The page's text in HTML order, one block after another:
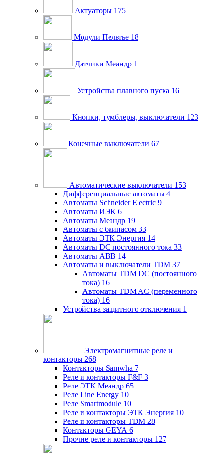
Актуаторы 175
Модули Пельтье 18
Датчики Меандр 1
Устройства плавного пуска 16
Кнопки, тумблеры, выключатели 123
Конечные выключатели 67
Автоматические выключатели 153
Дифференциальные автоматы 4
Автоматы Schneider Electric 9
Автоматы ИЭК 6
Автоматы Меандр 19
Автоматы с байпасом 33
Автоматы ЭТК Энергия 14
Автоматы DC постоянного тока 33
Автоматы ABB 14
Автоматы и выключатели TDM 37
Автоматы TDM DC (постоянного
тока) 16
Автоматы TDM AC (переменного
тока) 16
Устройства защитного отключения 1
Электромагнитные реле и
контакторы 268
Контакторы Samwha 7
Реле и контакторы F&F 3
Реле ЭТК Меандр 65
Реле Line Energy 10
Реле Smartmodule 10
Реле и контакторы ЭТК Энергия 10
Реле и контакторы TDM 28
Контакторы GEYA 6
Прочие реле и контакторы 127